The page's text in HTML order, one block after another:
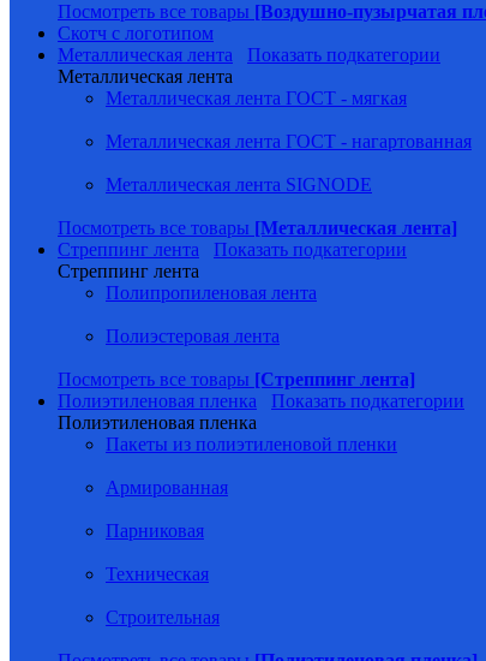
Посмотреть все товары [Воздушно-пузырчатая
Скотч с логотипом
Металлическая лента
Показать подкатегории
Металлическая лента
Металлическая лента ГОСТ - мягкая
Металлическая лента ГОСТ - нагартованная
Металлическая лента SIGNODE
Посмотреть все товары [Металлическая лента]
Стреппинг лента
Показать подкатегории
Стреппинг лента
Полипропиленовая лента
Полиэстеровая лента
Посмотреть все товары [Стреппинг лента]
Полиэтиленовая пленка
Показать подкатегории
Полиэтиленовая пленка
Пакеты из полиэтиленовой пленки
Армированная
Парниковая
Техническая
Строительная